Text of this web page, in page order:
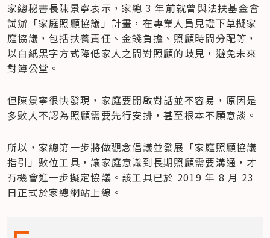
家總秘書長陳景寧表示，家總 3 年前就曾與法扶基金會
試辦「家庭照顧協議」計畫，在專業人員見證下草擬家
庭協議，包括扶養責任、金錢負擔、照顧時間分配等，
以白紙黑字方式降低家人之間對照顧的歧見，避免未來
對簿公堂。
但陳景寧很快發現，家庭要開啟對話並不容易，原因是
多數人不認為照顧需要先行安排，甚至根本不願意談。
所以，家總第一步將做觀念倡議並發展「家庭照顧協議
指引」數位工具，讓家庭意識到長期照顧需要溝通，才
有機會進一步擬定協議。該工具已於 2019 年 8 月 23
日正式於家總網站上線。